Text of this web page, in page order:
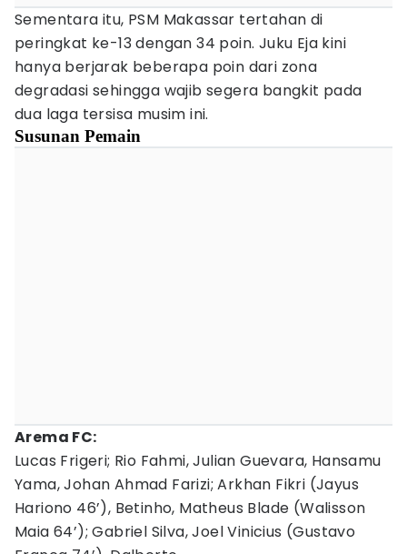
Sementara itu, PSM Makassar tertahan di
peringkat ke-13 dengan 34 poin. Juku Eja kini
hanya berjarak beberapa poin dari zona
degradasi sehingga wajib segera bangkit pada
dua laga tersisa musim ini.
Susunan Pemain
Arema FC:
Lucas Frigeri; Rio Fahmi, Julian Guevara, Hansamu
Yama, Johan Ahmad Farizi; Arkhan Fikri (Jayus
Hariono 46’), Betinho, Matheus Blade (Walisson
Maia 64’); Gabriel Silva, Joel Vinicius (Gustavo